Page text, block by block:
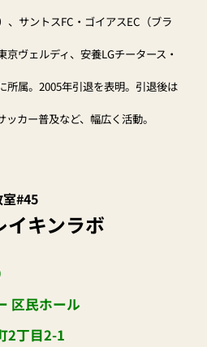
、サントスFC・ゴイアスEC（ブラ
ヴェルディ、安養LGチータース・
所属。2005年引退を表明。引退後は
カー普及など、幅広く活動。
#45
キンラボ
区民ホール
2丁目2-1